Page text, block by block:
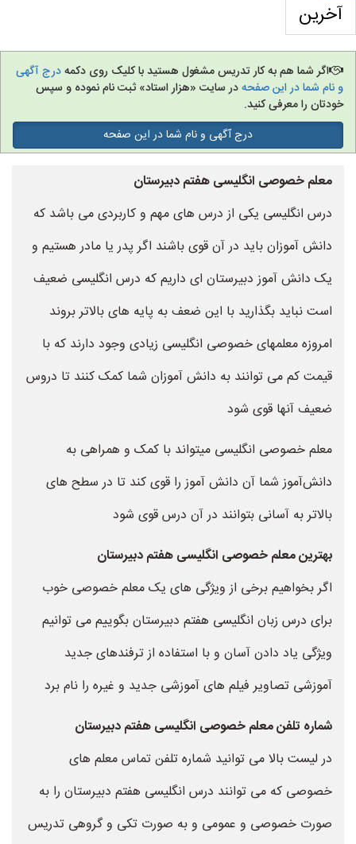
آخرین
اگر شما هم به کار تدریس مشغول هستید با کلیک روی دکمهدرج آگهی
و نام شما در این صفحهدر سایت «هزار استاد» ثبت نام نموده و سپس
خودتان را معرفی کنید.
درج آگهی و نام شما در این صفحه
معلم خصوصی انگلیسی هفتم دبیرستان
درس انگلیسی یکی از درس های مهم و کاربردی می باشد که
دانش آموزان باید در آن قوی باشند اگر پدر یا مادر هستیم و
یک دانش آموز دبیرستان ای داریم که درس انگلیسی ضعیف
است نباید بگذارید با این ضعف به پایه های بالاتر بروند
امروزه معلمهای خصوصی انگلیسی زیادی وجود دارند که با
قیمت کم می توانند به دانش آموزان شما کمک کنند تا دروس
ضعیف آنها قوی شود
معلم خصوصی انگلیسی میتواند با کمک و همراهی به
دانش‌آموز شما آن دانش آموز را قوی کند تا در سطح های
بالاتر به آسانی بتوانند در آن درس قوی شود
بهترین معلم خصوصی انگلیسی هفتم دبیرستان
اگر بخواهیم برخی از ویژگی های یک معلم خصوصی خوب
برای درس زبان انگلیسی هفتم دبیرستان بگوییم می توانیم
ویژگی یاد دادن آسان و با استفاده از ترفندهای جدید
آموزشی تصاویر فیلم های آموزشی جدید و غیره را نام برد
شماره تلفن معلم خصوصی انگلیسی هفتم دبیرستان
در لیست بالا می توانید شماره تلفن تماس معلم های
خصوصی که می توانند درس انگلیسی هفتم دبیرستان را به
صورت خصوصی و عمومی و به صورت تکی و گروهی تدریس